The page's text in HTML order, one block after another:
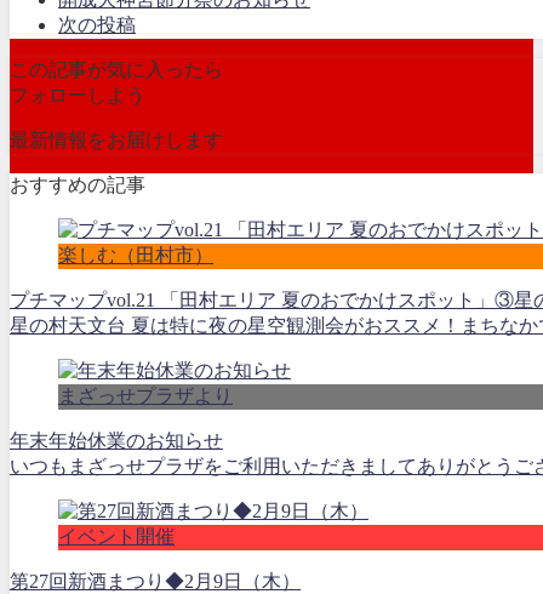
次の投稿
この記事が気に入ったら
フォローしよう
最新情報をお届けします
おすすめの記事
楽しむ（田村市）
プチマップvol.21 「田村エリア 夏のおでかけスポット」③星
星の村天文台 夏は特に夜の星空観測会がおススメ！まちな
まざっせプラザより
年末年始休業のお知らせ
いつもまざっせプラザをご利用いただきましてありがとう
イベント開催
第27回新酒まつり◆2月9日（木）